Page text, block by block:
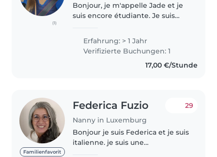
(1)
Bonjour, je m'appelle Jade et je
suis encore étudiante. Je suis
du temps avec des enfants, jouer
et faire des activités..
Erfahrung: > 1 Jahr
Verifizierte Buchungen: 1
17,00 €/Stunde
Familienfavorit
Federica Fuzio
Nanny in Luxemburg
29
Bonjour je suis Federica et je suis
italienne. je suis une